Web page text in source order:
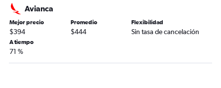
Avianca
Mejor precio
$394
Promedio
$444
Flexibilidad
Sin tasa de cancelación
A tiempo
71 %